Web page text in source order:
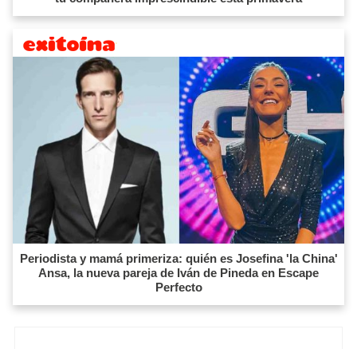
Periodista y mamá primeriza: quién es Josefina 'la China'
Ansa, la nueva pareja de Iván de Pineda en Escape
Perfecto